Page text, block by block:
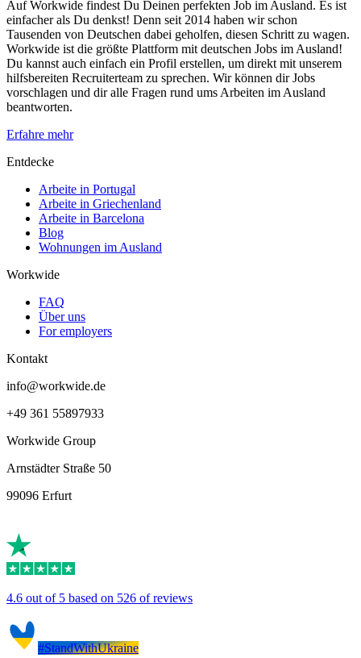
Auf Workwide findest Du Deinen perfekten Job im Ausland. Es ist
einfacher als Du denkst! Denn seit 2014 haben wir schon
Tausenden von Deutschen dabei geholfen, diesen Schritt zu wagen.
Workwide ist die größte Plattform mit deutschen Jobs im Ausland!
Du kannst auch einfach ein Profil erstellen, um direkt mit unserem
hilfsbereiten Recruiterteam zu sprechen. Wir können dir Jobs
vorschlagen und dir alle Fragen rund ums Arbeiten im Ausland
beantworten.
Erfahre mehr
Entdecke
Arbeite in Portugal
Arbeite in Griechenland
Arbeite in Barcelona
Blog
Wohnungen im Ausland
Workwide
FAQ
Über uns
For employers
Kontakt
info@workwide.de
+49 361 55897933
Workwide Group
Arnstädter Straße 50
99096 Erfurt
4.6 out of 5 based on 526 of reviews
#StandWithUkraine